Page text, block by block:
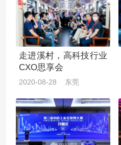
走进溪村，高科技行业
CXO思享会
2020-08-28 东莞